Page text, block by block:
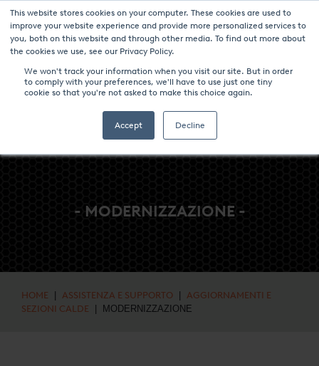
This website stores cookies on your computer. These cookies are used to
improve your website experience and provide more personalized services to
you, both on this website and through other media. To find out more about
the cookies we use, see our Privacy Policy.
We won't track your information when you visit our site. But in order
to comply with your preferences, we'll have to use just one tiny
cookie so that you're not asked to make this choice again.
Accept Decline
NOTIZIE & EVENTI CENTRO MULTIMEDIALE
LAVORA CON NOI
CONTATTO
- MODERNIZZAZIONE -
HOME ASSISTENZA E SUPPORTO
AGGIORNAMENTI E
SEZIONI CALDE | MODERNIZZAZIONE